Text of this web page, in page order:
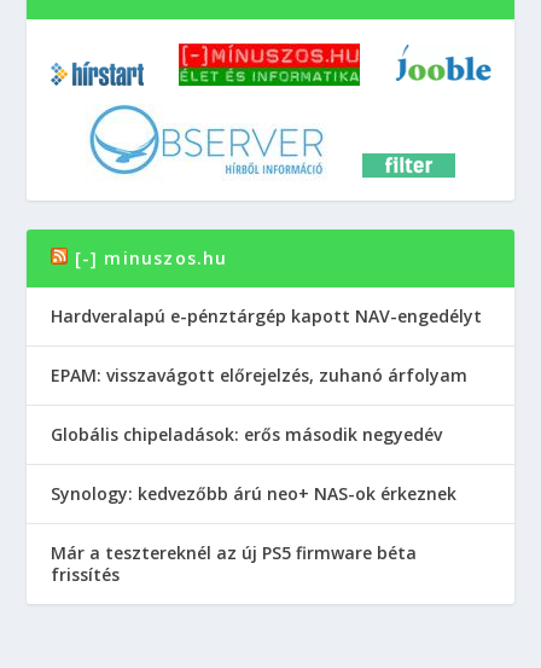
[-] minuszos.hu
Hardveralapú e-pénztárgép kapott NAV-engedélyt
EPAM: visszavágott előrejelzés, zuhanó árfolyam
Globális chipeladások: erős második negyedév
Synology: kedvezőbb árú neo+ NAS-ok érkeznek
Már a tesztereknél az új PS5 firmware béta
frissítés